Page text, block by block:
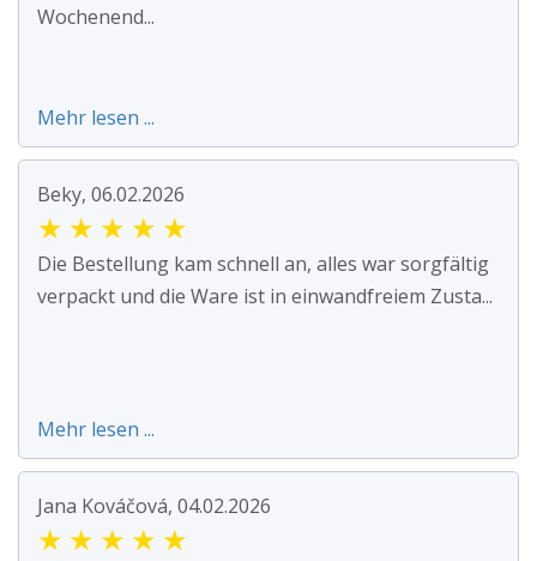
Wochenend...
Mehr lesen ...
Beky, 06.02.2026
★ ★ ★ ★ ★
Die Bestellung kam schnell an, alles war sorgfältig
verpackt und die Ware ist in einwandfreiem Zusta...
Mehr lesen ...
Jana Kováčová, 04.02.2026
★ ★ ★ ★ ★